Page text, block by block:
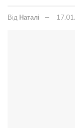
Від Наталі